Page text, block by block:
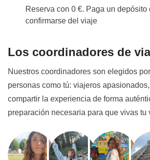
Reserva con 0 €. Paga un depósito
confirmarse del viaje
Los coordinadores de
Nuestros coordinadores son elegidos
personas como tú: viajeros
compartir la experiencia de forma
preparación necesaria para que vivas tu